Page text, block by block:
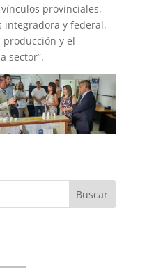
provinciales,
integradora y federal,
y el
sector”.